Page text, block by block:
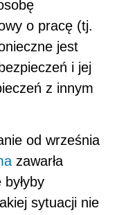
o pracę (tj.
jest
i jej
z innym
od września
zawarła
sytuacji nie